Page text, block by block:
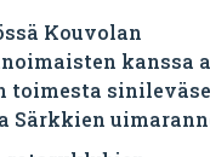
Kouvolan
kanssa
toimesta
Särkkien